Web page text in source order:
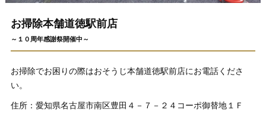
お掃除本舗道徳駅前店
～１０周年感謝祭開催中～
お掃除でお困りの際はおそうじ本舗道徳駅前店にお電話くださ
い。
住所：愛知県名古屋市南区豊田４－７－２４コーポ御替地１Ｆ